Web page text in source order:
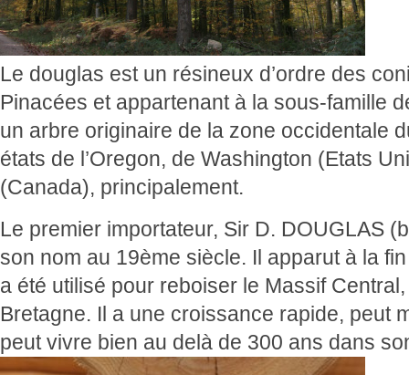
Le douglas est un résineux d’ordre des
Pinacées et appartenant à la sous-famille
un arbre originaire de la zone occidentale
états de l’Oregon, de Washington (Etats
(Canada), principalement.
Le premier importateur, Sir D. DOUGLAS
son nom au 19ème siècle. Il apparut à la
a été utilisé pour reboiser le Massif
Bretagne. Il a une croissance rapide, peut
peut vivre bien au delà de 300 ans dans